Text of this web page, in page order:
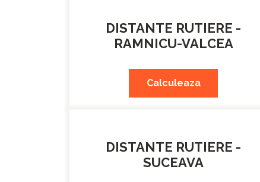
DISTANTE RUTIERE -
RAMNICU-VALCEA
Calculeaza
DISTANTE RUTIERE -
SUCEAVA